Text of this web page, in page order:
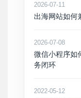
2026-07-11
出海网站如何
2026-07-08
微信小程序如
务闭环
2022-05-12